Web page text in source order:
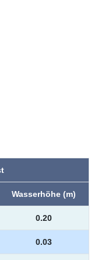
Wasserhöhe (m)
0.20
0.03